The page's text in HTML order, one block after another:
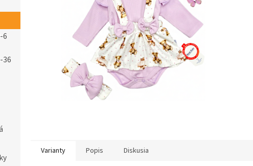
6
36
Varianty Popis Diskusia